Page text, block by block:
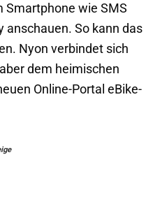
Smartphone wie SMS
anschauen. So kann das
Nyon verbindet sich
dem heimischen
Online-Portal eBike-